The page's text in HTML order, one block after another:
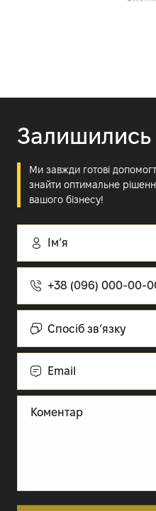
Залишились
Ми завжди готові
знайти оптимальне
вашого бізнесу!
телефону
зв’язку:Cпосіб зв’язку